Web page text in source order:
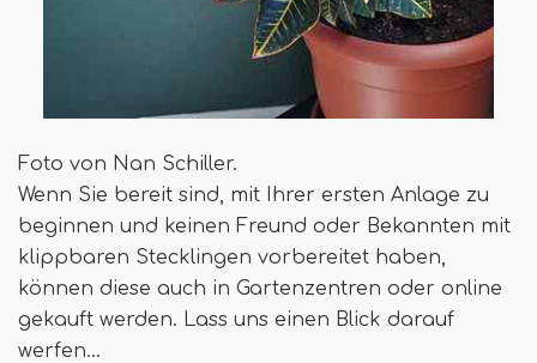
Foto von Nan Schiller.
Wenn Sie bereit sind, mit Ihrer ersten Anlage zu
beginnen und keinen Freund oder Bekannten mit
klippbaren Stecklingen vorbereitet haben,
können diese auch in Gartenzentren oder online
gekauft werden. Lass uns einen Blick darauf
werfen…